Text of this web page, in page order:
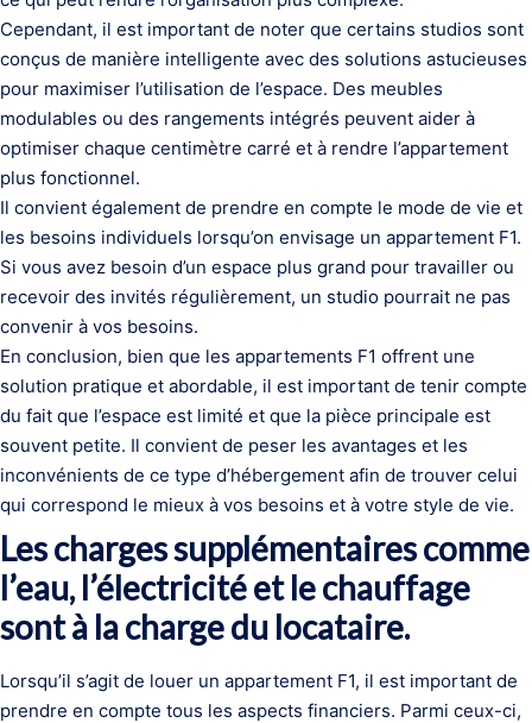
Cependant, il est important de noter que certains studios sont
conçus de manière intelligente avec des solutions astucieuses
pour maximiser l’utilisation de l’espace. Des meubles
modulables ou des rangements intégrés peuvent aider à
optimiser chaque centimètre carré et à rendre l’appartement
plus fonctionnel.
Il convient également de prendre en compte le mode de vie et
les besoins individuels lorsqu’on envisage un appartement F1.
Si vous avez besoin d’un espace plus grand pour travailler ou
recevoir des invités régulièrement, un studio pourrait ne pas
convenir à vos besoins.
En conclusion, bien que les appartements F1 offrent une
solution pratique et abordable, il est important de tenir compte
du fait que l’espace est limité et que la pièce principale est
souvent petite. Il convient de peser les avantages et les
inconvénients de ce type d’hébergement afin de trouver celui
qui correspond le mieux à vos besoins et à votre style de vie.
Les charges supplémentaires comme
l’eau, l’électricité et le chauffage
sont à la charge du locataire.
Lorsqu’il s’agit de louer un appartement F1, il est important de
prendre en compte tous les aspects financiers. Parmi ceux-ci,